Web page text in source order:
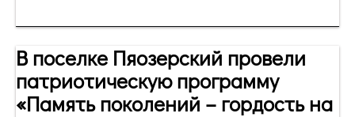
В поселке Пяозерский провели
патриотическую программу
«Память поколений – гордость на